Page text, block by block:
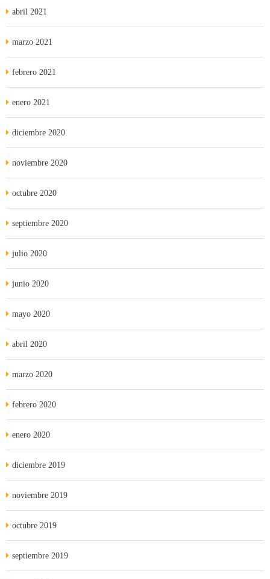
abril 2021
marzo 2021
febrero 2021
enero 2021
diciembre 2020
noviembre 2020
octubre 2020
septiembre 2020
julio 2020
junio 2020
mayo 2020
abril 2020
marzo 2020
febrero 2020
enero 2020
diciembre 2019
noviembre 2019
octubre 2019
septiembre 2019